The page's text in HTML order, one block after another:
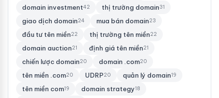
domain investment42 thị trường domain31
giao dịch domain24 mua bán domain23
đầu tư tên miền22 thị trường tên miền22
domain auction21 định giá tên miền21
chiến lược domain20 domain .com20
tên miền .com20 UDRP20 quản lý domain19
tên miền com19 domain strategy18